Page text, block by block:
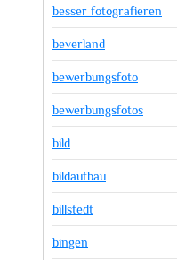
besser fotografieren
beverland
bewerbungsfoto
bewerbungsfotos
bild
bildaufbau
billstedt
bingen